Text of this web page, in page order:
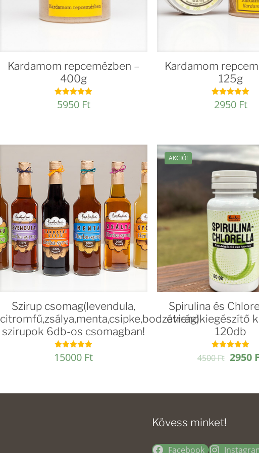
Kardamom repcemézben –
400g
Értékelés:
4.92
5950 Ft
Kardamom
125g
Értékelés:
5.00
2950 Ft
Szirup csomag(levendula,
citromfű,zsálya,menta,csipke,bodzavirág)
szirupok 6db-os csomagban!
Értékelés:
5.00
15000 Ft
AKCIÓ!
Spirulina és
étrendkiegészítő
120db
Értékelés:
5.00
4500Ft
4500
2950
Kövess minket!
Facebook